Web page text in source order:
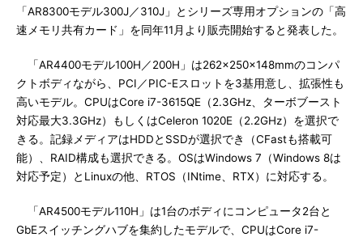
「AR8300モデル300J／310J」とシリーズ専用オプションの「高
速メモリ共有カード」を同年11月より販売開始すると発表した。
「AR4400モデル100H／200H」は262×250×148mmのコンパ
クトボディながら、PCI／PIC-Eスロットを3基用意し、拡張性も
高いモデル。CPUはCore i7-3615QE（2.3GHz、ターボブースト
対応最大3.3GHz）もしくはCeleron 1020E（2.2GHz）を選択で
きる。記録メディアはHDDとSSDが選択でき（CFastも搭載可
能）、RAID構成も選択できる。OSはWindows 7（Windows 8は
対応予定）とLinuxの他、RTOS（INtime、RTX）に対応する。
「AR4500モデル110H」は1台のボディにコンピュータ2台と
GbEスイッチングハブを集約したモデルで、CPUはCore i7-